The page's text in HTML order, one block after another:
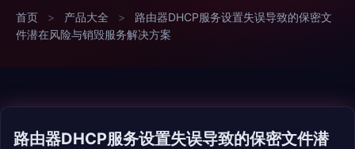
首页 > 产品大全 >
路由器DHCP服务设置失误导致的保密文
件潜在风险与销毁服务解决方案
路由器DHCP服务设置失误导致的保密文件潜